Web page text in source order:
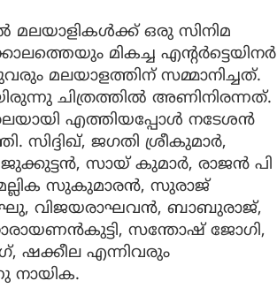
ഒരു സിനിമ
മികച്ച എന്റര്‍ട്ടെയിനര്‍
മലയാളത്തിന് സമ്മാനിച്ചത്.
ചിത്രത്തില്‍ അണിനിരന്നത്.
എത്തിയപ്പോള്‍ നടേശന്‍
സിദ്ദിഖ്, ജഗതി ശ്രീകുമാര്‍,
സായ് കുമാര്‍, രാജന്‍ പി
സുകുമാരന്‍, സുരാജ്
വിജയരാഘവന്‍, ബാബുരാജ്,
സന്തോഷ് ജോഗി,
ഷക്കീല എന്നിവരും
നായിക.